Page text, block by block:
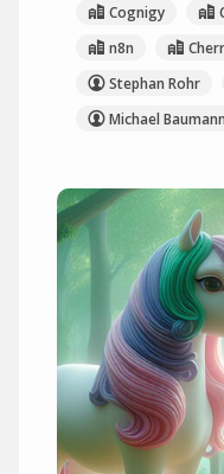
Cognigy
n8n
Stephan Rohr
Michael Baumann